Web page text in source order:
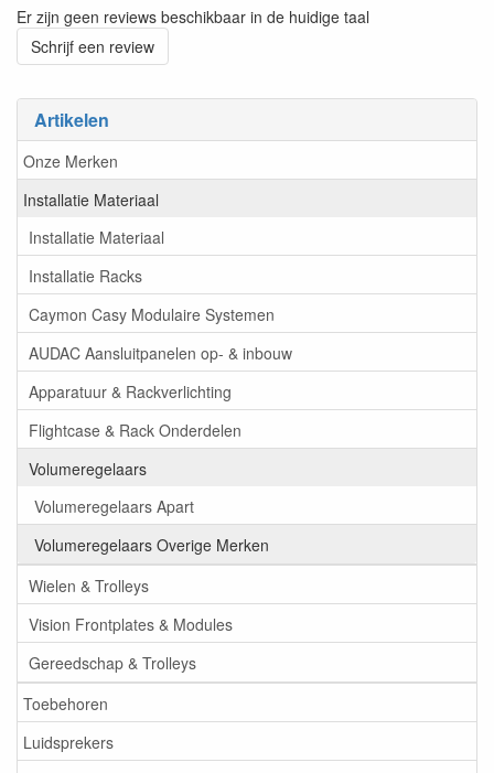
Artikelen
Onze Merken
Installatie Materiaal
Installatie Materiaal
Installatie Racks
Caymon Casy Modulaire Systemen
AUDAC Aansluitpanelen op- & inbouw
Apparatuur & Rackverlichting
Flightcase & Rack Onderdelen
Volumeregelaars
Volumeregelaars Apart
Volumeregelaars Overige Merken
Wielen & Trolleys
Vision Frontplates & Modules
Gereedschap & Trolleys
Toebehoren
Luidsprekers
Er zijn geen reviews beschikbaar in de huidige taal
Schrijf een review